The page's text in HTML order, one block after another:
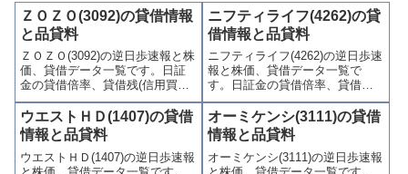
ＺＯＺＯ(3092)の貸借情報
と品貸料
ＺＯＺＯ(3092)の逆日歩速報と株
価、貸借データ一覧です。日証
金の貸借倍率、貸借残(信用買
残、信用売残)、品貸料(逆日
歩)、東証の週末残高、規制(注意
喚起・申込停止)など、空売り関
連情報を集計し、図解でわかり
やすくまとめて掲載していま
ニフティライフ(4262)の貸
借情報と品貸料
ニフティライフ(4262)の逆日歩速
報と株価、貸借データ一覧で
す。日証金の貸借倍率、貸借残
(信用買残、信用売残)、品貸料
(逆日歩)、東証の週末残高、規制
(注意喚起・申込停止)など、空売
り関連情報を集計し、図解でわ
かりやすくまとめて掲載してい
ウエストＨＤ(1407)の貸借
情報と品貸料
ウエストＨＤ(1407)の逆日歩速報
オーミケンシ(3111)の貸借
情報と品貸料
オーミケンシ(3111)の逆日歩速報